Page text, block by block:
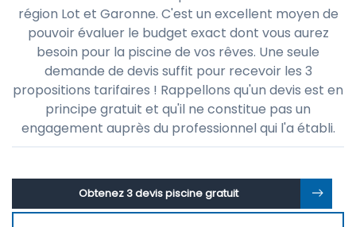
région Lot et Garonne. C'est un excellent moyen de
pouvoir évaluer le budget exact dont vous aurez
besoin pour la piscine de vos rêves. Une seule
demande de devis suffit pour recevoir les 3
propositions tarifaires ! Rappellons qu'un devis est en
principe gratuit et qu'il ne constitue pas un
engagement auprès du professionnel qui l'a établi.
Obtenez 3 devis piscine gratuit